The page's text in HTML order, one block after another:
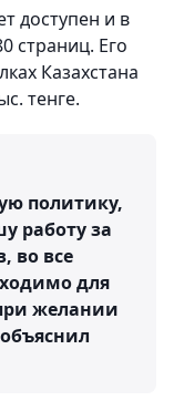
доступен и в
страниц. Его
Казахстана
тенге.
политику,
работу за
во все
для
желании